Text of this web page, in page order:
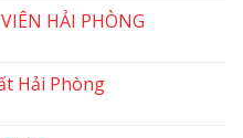
HẢI PHÒNG
Hải Phòng